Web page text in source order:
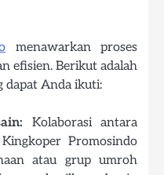
menawarkan proses
efisien. Berikut adalah
dapat Anda ikuti:
Kolaborasi antara
Promosindo
atau grup umroh